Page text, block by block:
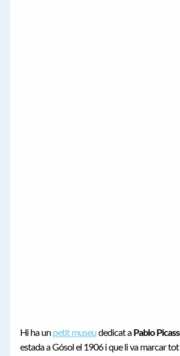
Hi ha un petit museudedicat a Pablo
estada a Gósol el 1906 i que li va marcar tot